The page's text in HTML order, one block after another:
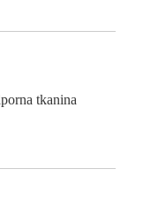
tkanina